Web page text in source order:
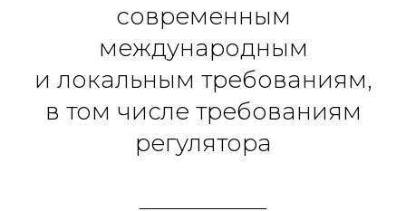
современным
международным
и локальным требованиям,
в том числе требованиям
регулятора